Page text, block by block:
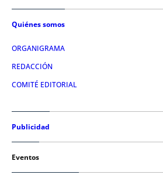
Quiénes somos
ORGANIGRAMA
REDACCIÓN
COMITÉ EDITORIAL
Publicidad
Eventos